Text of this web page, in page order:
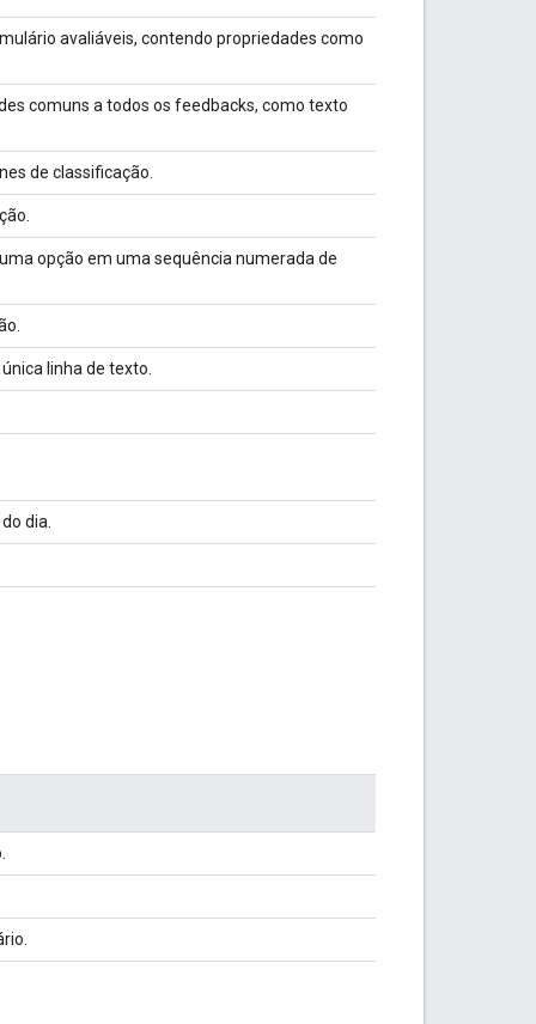
avaliáveis, contendo propriedades como
comuns a todos os feedbacks, como texto
de classificação.
opção em uma sequência numerada de
linha de texto.
dia.